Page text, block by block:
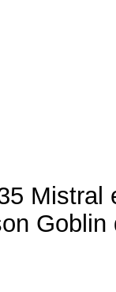
Mistral